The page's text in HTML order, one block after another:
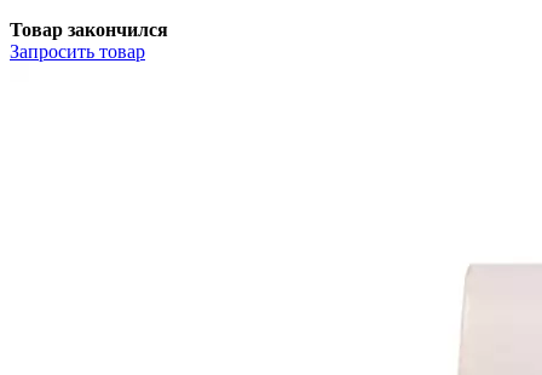
Товар закончился
Запросить товар